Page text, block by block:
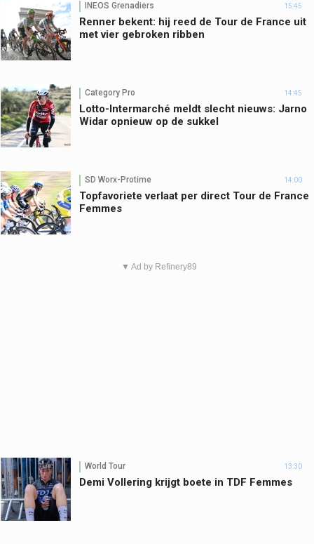
INEOS Grenadiers 15:45
Renner bekent: hij reed de Tour de France uit
met vier gebroken ribben
Category Pro 14:45
Lotto-Intermarché meldt slecht nieuws: Jarno
Widar opnieuw op de sukkel
SD Worx-Protime 14:00
Topfavoriete verlaat per direct Tour de France
Femmes
▼ Ad by Refinery89
World Tour 13:30
Demi Vollering krijgt boete in TDF Femmes